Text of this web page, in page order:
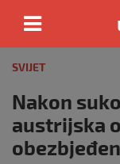
content
SVIJET
Nakon
austrijska